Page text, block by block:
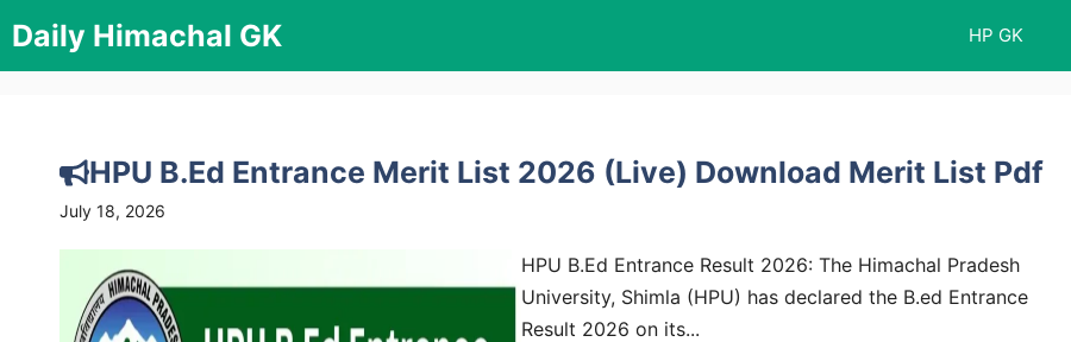
to
content
Daily Himachal GK HP GK
HPU B.Ed Entrance Merit List 2026 (Live) Download Merit List Pdf
July 18, 2026
HPU B.Ed Entrance Result 2026: The Himachal Pradesh
University, Shimla (HPU) has declared the B.ed Entrance
Result 2026 on its...